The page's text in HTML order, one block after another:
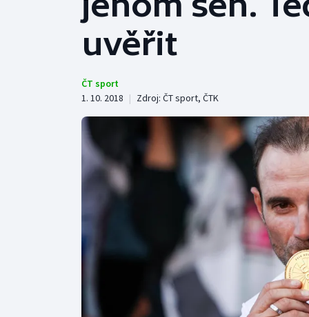
Curling
Golf
Gymnastika
uvěřit
ČT sport
1. 10. 2018 | Zdroj: ČT sport, ČTK